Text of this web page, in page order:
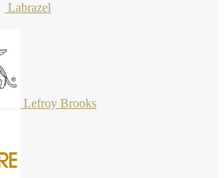
Labrazel
Lefroy Brooks